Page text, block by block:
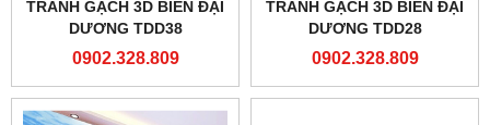
TRANH GẠCH 3D BIỂN ĐẠI
DƯƠNG TDD38
0902.328.809
TRANH GẠCH 3D BIỂN ĐẠI
DƯƠNG TDD28
0902.328.809